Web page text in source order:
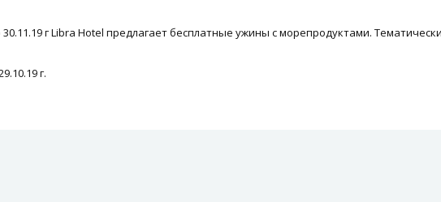
г Libra Hotel предлагает бесплатные ужины с морепродуктами.
г.